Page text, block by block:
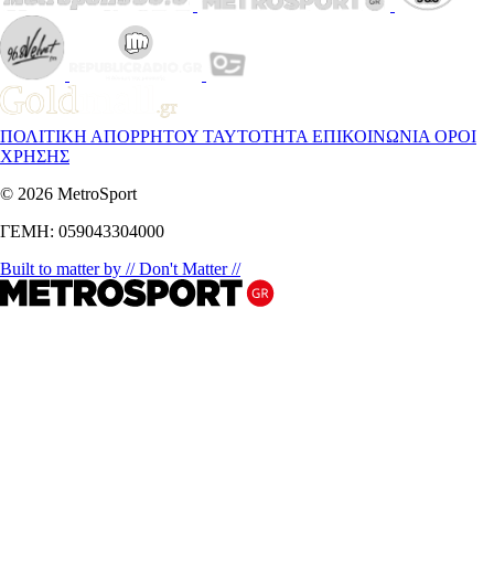
ΠΟΛΙΤΙΚΗ ΑΠΟΡΡΗΤΟΥ ΤΑΥΤΟΤΗΤΑ ΕΠΙΚΟΙΝΩΝΙΑ ΟΡΟΙ
ΧΡΗΣΗΣ
© 2026 MetroSport
ΓΕΜΗ: 059043304000
Built to matter by // Don't Matter //